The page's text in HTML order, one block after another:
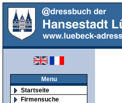
Menu
Startseite
Firmensuche